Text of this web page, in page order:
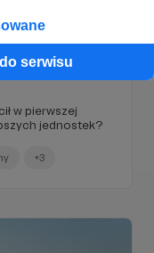
serwisu
w pierwszej
jednostek?
+3